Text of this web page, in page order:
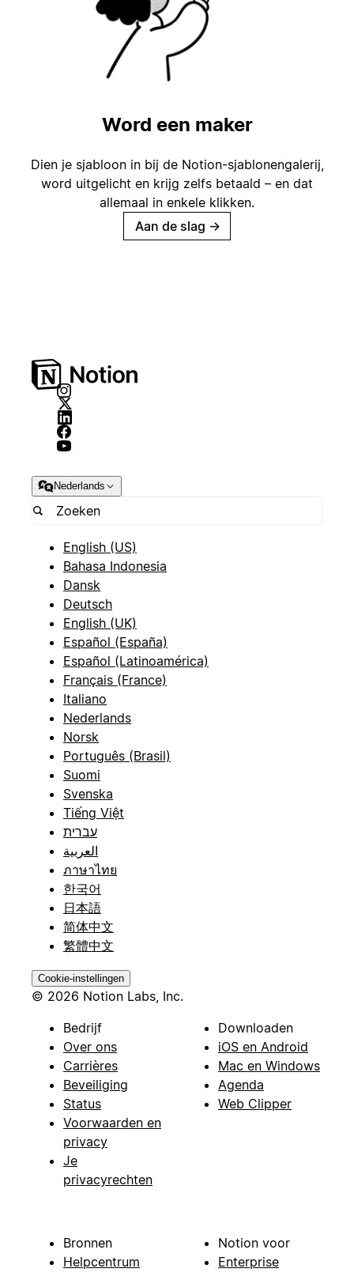
Word een maker
Dien je sjabloon in bij de Notion-sjablonengalerij,
word uitgelicht en krijg zelfs betaald – en dat
allemaal in enkele klikken.
Aan de slag →
Nederlands
English (US)
Bahasa Indonesia
Dansk
Deutsch
English (UK)
Español (España)
Español (Latinoamérica)
Français (France)
Italiano
Nederlands
Norsk
Português (Brasil)
Suomi
Svenska
Tiếng Việt
עברית
العربية
ภาษาไทย
한국어
日本語
简体中文
繁體中文
Cookie-instellingen
© 2026 Notion Labs, Inc.
Bedrijf
Over ons
Carrières
Beveiliging
Status
Voorwaarden en
privacy
Je
privacyrechten
Downloaden
iOS en Android
Mac en Windows
Agenda
Web Clipper
Bronnen
Helpcentrum
Notion voor
Enterprise